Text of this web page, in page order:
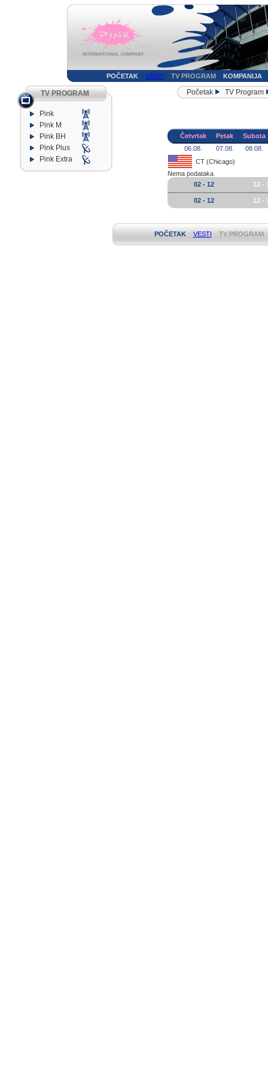
POČETAK VESTI TV PROGRAM KOMPANIJA
TV PROGRAM
Pink
Pink M
Pink BH
Pink Plus
Pink Extra
Početak TV Program
Četvrtak Petak
Subota
06.08.
07.08.
08.08.
CT (Chicago)
Nema podataka
02 - 12
12 -
02 - 12 12 -
POČETAK VESTI TV PROGRAM